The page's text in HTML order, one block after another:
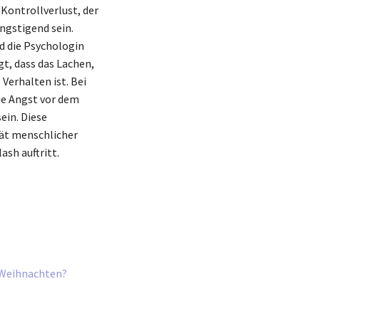
Kontrollverlust, der
sein.
die Psychologin
dass das Lachen,
ist. Bei
Angst vor dem
Diese
menschlicher
auftritt.